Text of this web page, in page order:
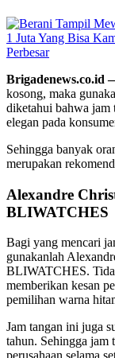
Perbesar
Brigadenews.co.id
kosong, maka
diketahui bahwa jam
elegan pada
Sehingga banyak
merupakan
Alexandre
BLIWATCHES
Bagi yang mencari
gunakanlah
BLIWATCHES.
memberikan kesan
pemilihan warna
Jam tangan ini juga
tahun. Sehingga jam